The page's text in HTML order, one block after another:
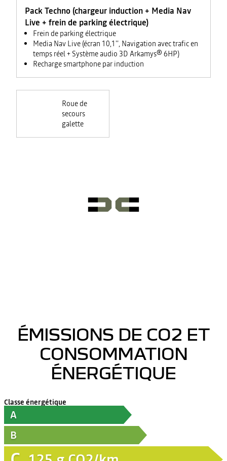
Pack Techno (chargeur induction + Media Nav
Live + frein de parking électrique)
Frein de parking électrique
Media Nav Live (écran 10,1'', Navigation avec trafic en
temps réel + Système audio 3D Arkamys® 6HP)
Recharge smartphone par induction
Roue de
secours
galette
ÉMISSIONS DE CO2 ET
CONSOMMATION
ÉNERGÉTIQUE
Classe énergétique
A
B